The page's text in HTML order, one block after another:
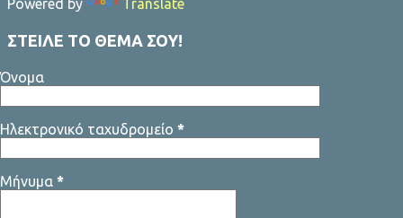
Powered by Translate
ΣΤΕΙΛΕ ΤΟ ΘΕΜΑ ΣΟΥ!
Όνομα
Ηλεκτρονικό ταχυδρομείο *
Μήνυμα *